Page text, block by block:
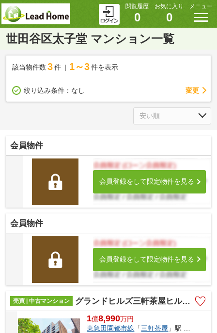
閲覧履歴
0
お気に入り
0
メニュー
世田谷区太子堂 マンション一覧
該当物件数 3件 1～3 件を表示
絞り込み条件： なし 変更
会員物件
会員登録をして限定物件を見る
会員物件
会員登録をして限定物件を見る
売買 | 中古マンション グランドヒルズ三軒茶屋ヒルトップガーデンＣ棟
1億8,990万円
東急田園都市線 「三軒茶屋 」駅 徒歩11分